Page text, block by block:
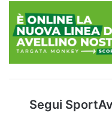
Segui